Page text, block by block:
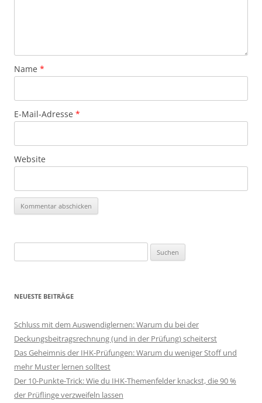
Name *
E-Mail-Adresse *
Website
nach:
NEUESTE BEITRÄGE
Schluss mit dem Auswendiglernen: Warum du bei der
Deckungsbeitragsrechnung (und in der Prüfung) scheiterst
Das Geheimnis der IHK-Prüfungen: Warum du weniger Stoff und
mehr Muster lernen solltest
Der 10-Punkte-Trick: Wie du IHK-Themenfelder knackst, die 90 %
der Prüflinge verzweifeln lassen